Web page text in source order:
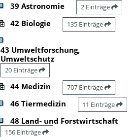
39 Astronomie 2 Einträge
42 Biologie 135 Einträge
43 Umweltforschung,
Umweltschutz
20 Einträge
44 Medizin 707 Einträge
46 Tiermedizin 11 Einträge
48 Land- und Forstwirtschaft
156 Einträge